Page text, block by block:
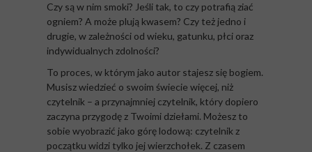
Czy są w nim smoki? Jeśli tak, to czy potrafią ziać
ogniem? A może plują kwasem? Czy też jedno i
drugie, w zależności od wieku, gatunku, płci oraz
indywidualnych zdolności?
To proces, w którym jako autor stajesz się bogiem.
Musisz wiedzieć o swoim świecie więcej, niż
czytelnik – a przynajmniej czytelnik, który dopiero
zaczyna przygodę z Twoimi dziełami. Możesz to
sobie wyobrazić jako górę lodową: czytelnik z
początku widzi tylko jej wierzchołek. Z czasem